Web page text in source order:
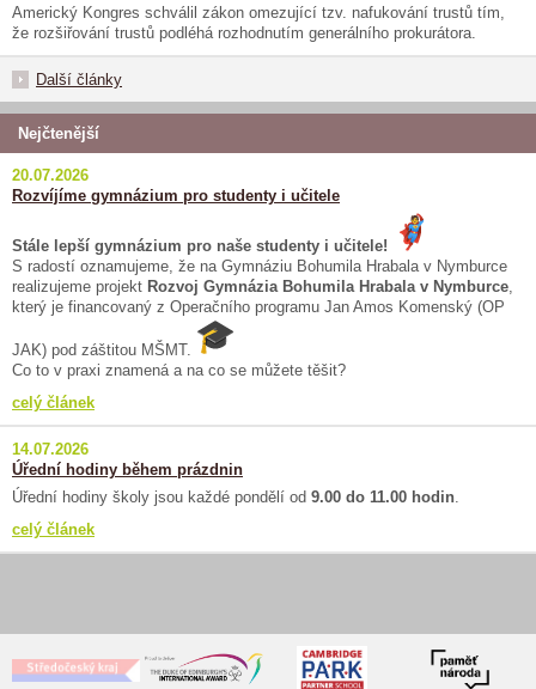
Americký Kongres schválil zákon omezující tzv. nafukování trustů tím,
že rozšiřování trustů podléhá rozhodnutím generálního prokurátora.
Další články
Nejčtenější
20.07.2026
Rozvíjíme gymnázium pro studenty i učitele
Stále lepší gymnázium pro naše studenty i učitele!
S radostí oznamujeme, že na Gymnáziu Bohumila Hrabala v Nymburce
realizujeme projekt Rozvoj Gymnázia Bohumila Hrabala v Nymburce,
který je financovaný z Operačního programu Jan Amos Komenský (OP
JAK) pod záštitou MŠMT.
Co to v praxi znamená a na co se můžete těšit?
celý článek
14.07.2026
Úřední hodiny během prázdnin
Úřední hodiny školy jsou každé pondělí od 9.00 do 11.00 hodin.
celý článek